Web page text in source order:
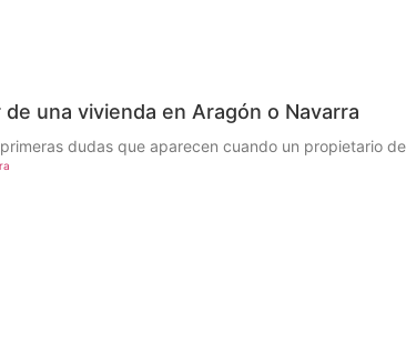
una vivienda en Aragón o Navarra
dudas que aparecen cuando un propietario